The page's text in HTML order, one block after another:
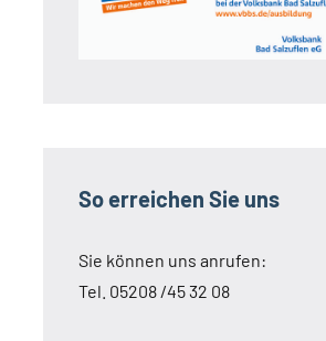
So erreichen Sie uns
Sie können uns anrufen:
Tel. 05208 /45 32 08